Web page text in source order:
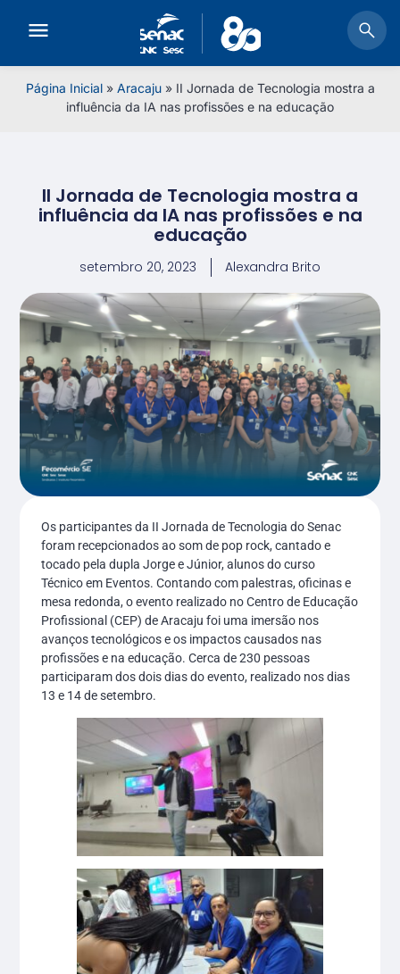
Página Inicial» Aracaju» II Jornada de Tecnologia mostra a
influência da IA nas profissões e na educação
II Jornada de Tecnologia mostra a
influência da IA nas profissões e na
educação
setembro 20, 2023 Alexandra Brito
Os participantes da II Jornada de Tecnologia do Senac
foram recepcionados ao som de pop rock, cantado e
tocado pela dupla Jorge e Júnior, alunos do curso
Técnico em Eventos. Contando com palestras, oficinas e
mesa redonda, o evento realizado no Centro de Educação
Profissional (CEP) de Aracaju foi uma imersão nos
avanços tecnológicos e os impactos causados nas
profissões e na educação. Cerca de 230 pessoas
participaram dos dois dias do evento, realizado nos dias
13 e 14 de setembro.